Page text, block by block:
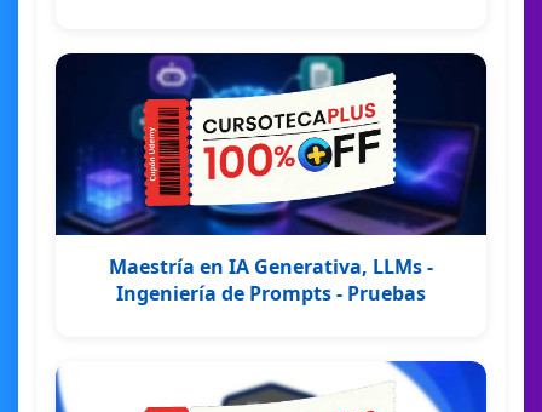
Maestría en IA Generativa, LLMs -
Ingeniería de Prompts - Pruebas